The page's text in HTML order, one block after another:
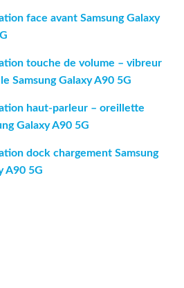
face avant Samsung Galaxy
touche de volume – vibreur
Samsung Galaxy A90 5G
haut-parleur – oreillette
Galaxy A90 5G
dock chargement Samsung
A90 5G